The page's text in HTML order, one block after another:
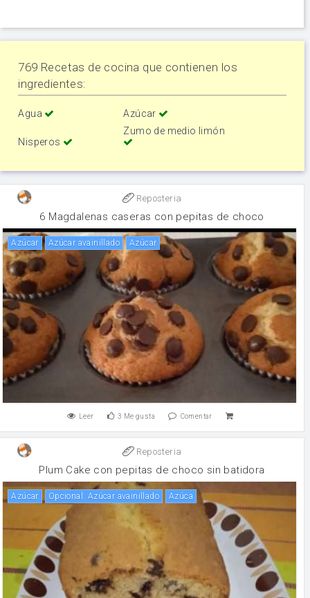
769 Recetas de cocina que contienen los
ingredientes:
Agua Azúcar
Nisperos
Zumo de medio limón
Reposteria
6 Magdalenas caseras con pepitas de choco
Azúcar Azúcar avainillado Azúcar
Leer 3 Me gusta Comentar
Reposteria
Plum Cake con pepitas de choco sin batidora
Azúcar Opcional: Azúcar avainillado Azúca